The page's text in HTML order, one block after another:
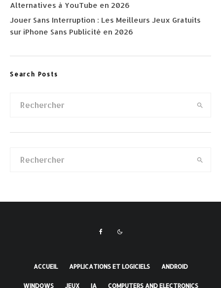
Alternatives à YouTube en 2026
Jouer Sans Interruption : Les Meilleurs Jeux Gratuits
sur iPhone Sans Publicité en 2026
Search Posts
ACCUEIL APPLICATIONS ET LOGICIELS ANDROID
WINDOWS JEUX IA COMPUTERS AND ELECTRONICS